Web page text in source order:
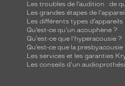
Les troubles de l’audition : de
Les grandes étapes de
Les différents types d’appareils
Qu’est-ce qu'un acouphène ?
Qu'est-ce que l'hyperacousie ?
Qu’est-ce que la presbyacousie
Les services et les garanties
Les conseils d'un